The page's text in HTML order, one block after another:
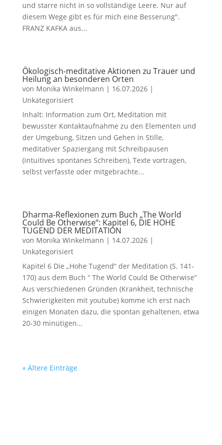
und starre nicht in so vollständige Leere. Nur auf
diesem Wege gibt es für mich eine Besserung".
FRANZ KAFKA aus...
Ökologisch-meditative Aktionen zu Trauer und
Heilung an besonderen Orten
von Monika Winkelmann | 16.07.2026|
Unkategorisiert
Inhalt: Information zum Ort, Meditation mit
bewusster Kontaktaufnahme zu den Elementen und
der Umgebung, Sitzen und Gehen in Stille,
meditativer Spaziergang mit Schreibpausen
(intuitives spontanes Schreiben), Texte vortragen,
selbst verfasste oder mitgebrachte...
Dharma-Reflexionen zum Buch „The World
Could Be Otherwise“: Kapitel 6, DIE HOHE
TUGEND DER MEDITATION
von Monika Winkelmann | 14.07.2026|
Unkategorisiert
Kapitel 6 Die „Hohe Tugend“ der Meditation (S. 141-
170) aus dem Buch “ The World Could Be Otherwise”
Aus verschiedenen Gründen (Krankheit, technische
Schwierigkeiten mit youtube) komme ich erst nach
einigen Monaten dazu, die spontan gehaltenen, etwa
20-30 minütigen...
« Ältere Einträge